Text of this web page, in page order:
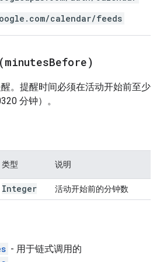
calendar/feeds
minutesBefore)
。提醒时间必须在活动开始前至少
分钟）。
类型 说明
Integer 活动开始前的分钟数
- 用于链式调用的